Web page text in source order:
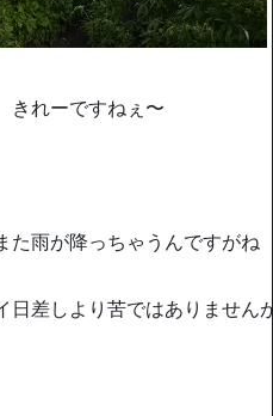
きれーですねぇ〜
た雨が降っちゃうんですがね
日差しより苦ではありません